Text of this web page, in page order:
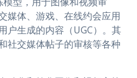
媒体、游戏、在线约会应用
户生成的内容（UGC）。其
社交媒体帖子的审核等各种